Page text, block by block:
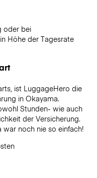
oder bei
Höhe der Tagesrate
ist LuggageHero die
in Okayama.
Stunden- wie auch
der Versicherung.
war noch nie so einfach!